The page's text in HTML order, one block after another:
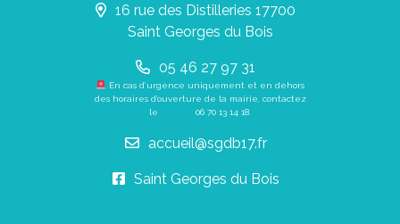
16 rue des Distilleries 17700
Saint Georges du Bois
05 46 27 97 31
En cas d’urgence uniquement et en dehors
des horaires d’ouverture de la mairie, contactez
le 06 70 13 14 18
accueil@sgdb17.fr
Saint Georges du Bois